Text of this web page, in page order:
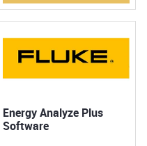
Energy Analyze Plus
Software